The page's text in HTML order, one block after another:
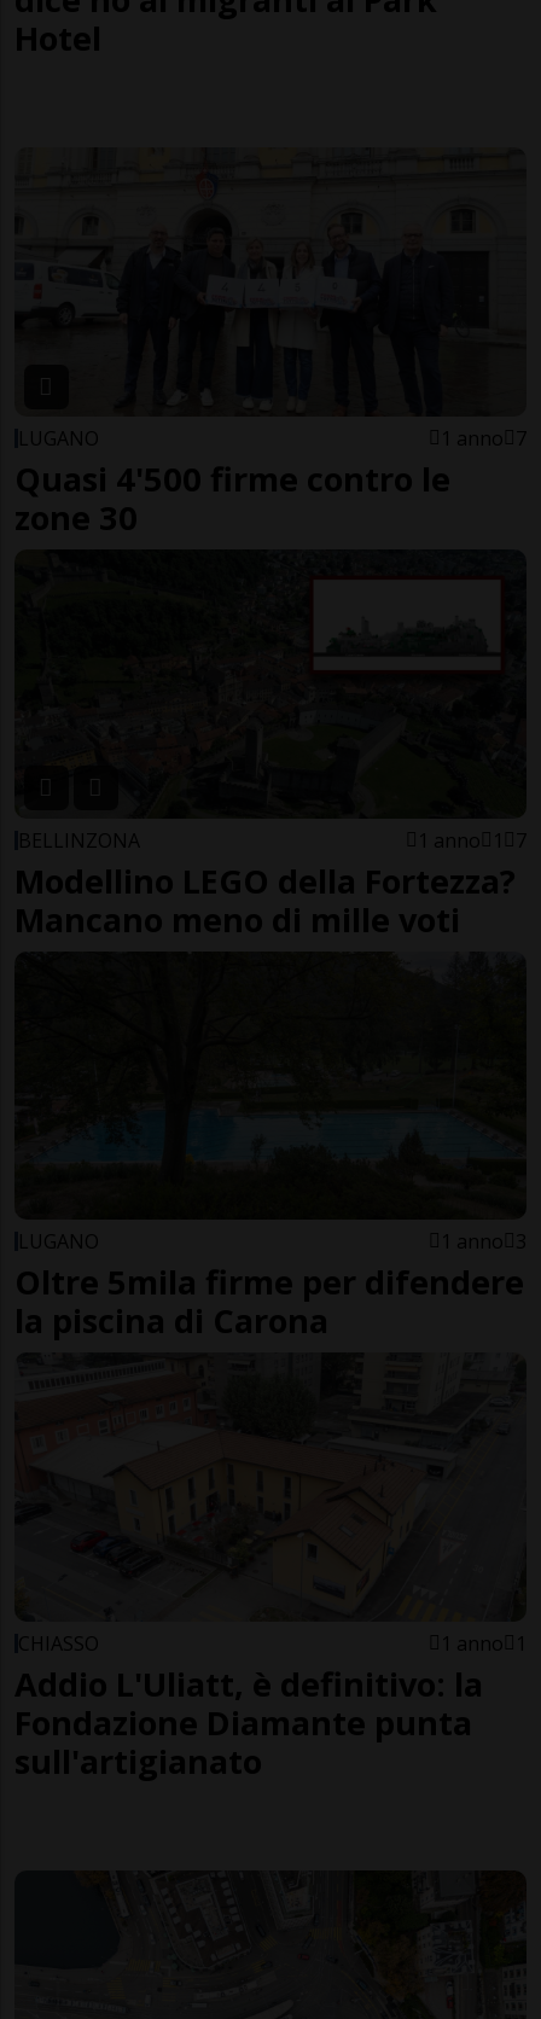
Hotel
LUGANO 1 anno 7
Quasi 4'500 firme contro le
zone 30
BELLINZONA 1 anno 1 7
Modellino LEGO della Fortezza?
Mancano meno di mille voti
LUGANO 1 anno 3
Oltre 5mila firme per difendere
la piscina di Carona
CHIASSO 1 anno 1
Addio L'Uliatt, è definitivo: la
Fondazione Diamante punta
sull'artigianato